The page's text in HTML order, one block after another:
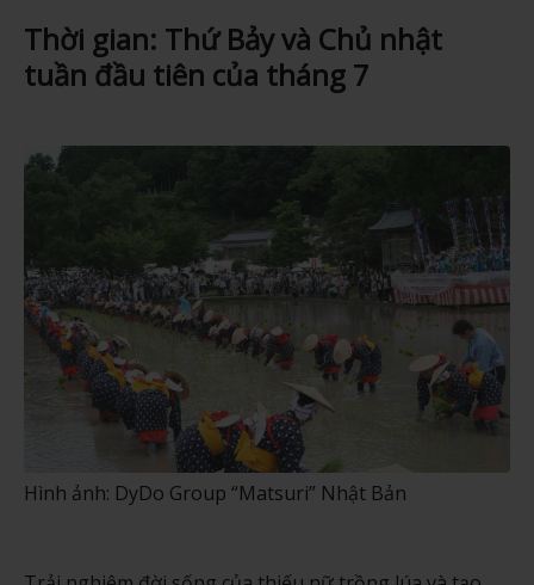
Thời gian: Thứ Bảy và Chủ nhật
tuần đầu tiên của tháng 7
Hình ảnh: DyDo Group “Matsuri” Nhật Bản